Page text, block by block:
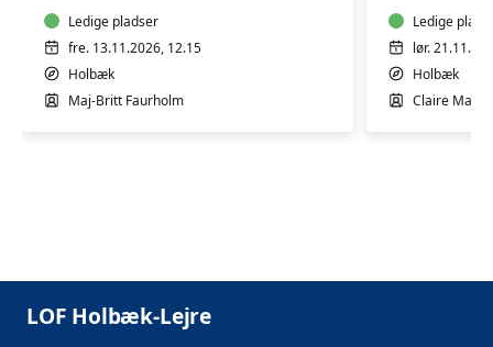
Ledige pladser
fre. 13.11.2026, 12.15
Holbæk
Maj-Britt Faurholm
Ledige
lør.
Holbæk
Claire Maria
LOF Holbæk-Lejre